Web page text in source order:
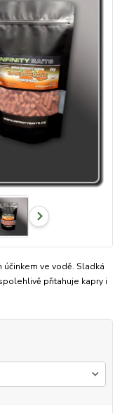
účinkem ve vodě. Sladká
přitahuje kapry i